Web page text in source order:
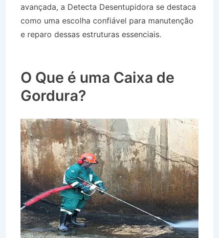
avançada, a Detecta Desentupidora se destaca
como uma escolha confiável para manutenção
e reparo dessas estruturas essenciais.
O Que é uma Caixa de
Gordura?